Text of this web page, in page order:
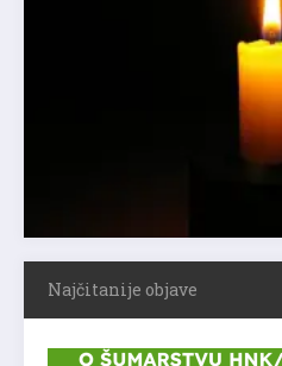
Najčitanije objave